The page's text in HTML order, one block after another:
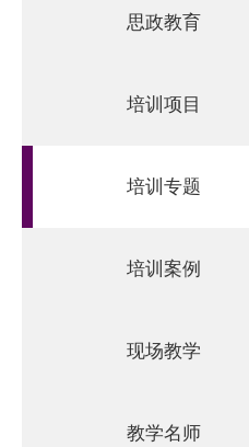
思政教育
培训项目
培训专题
培训案例
现场教学
教学名师